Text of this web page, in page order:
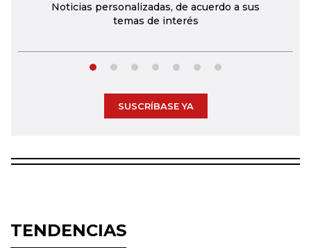
Noticias personalizadas, de acuerdo a sus
temas de interés
SUSCRÍBASE YA
TENDENCIAS